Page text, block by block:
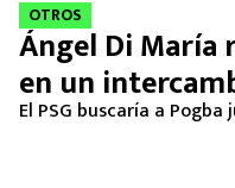
SELECCIÓN MEXICANA
FUTBOL INTERNACIONAL
OTROS
Ángel Di María
en un
El PSG buscaría a